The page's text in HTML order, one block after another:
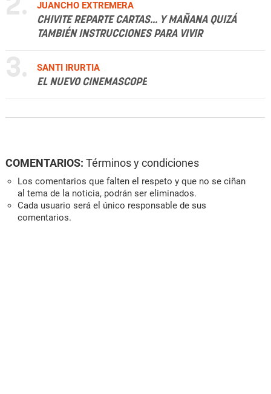
2.
JUANCHO EXTREMERA
CHIVITE REPARTE CARTAS... Y MAÑANA QUIZÁ
TAMBIÉN INSTRUCCIONES PARA VIVIR
3.
SANTI IRURTIA
EL NUEVO CINEMASCOPE
COMENTARIOS: Términos y condiciones
Los comentarios que falten el respeto y que no se ciñan
al tema de la noticia, podrán ser eliminados.
Cada usuario será el único responsable de sus
comentarios.